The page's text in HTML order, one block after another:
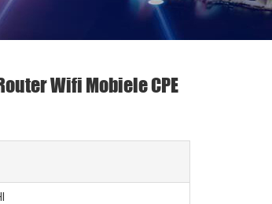
Wifi Mobiele CPE